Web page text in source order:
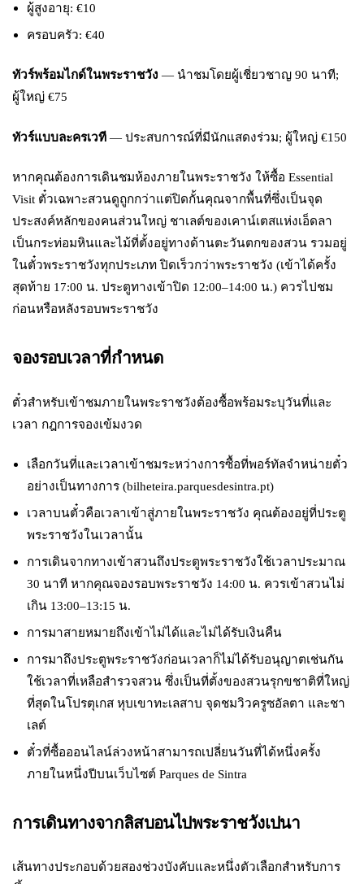
ผู้สูงอายุ: €10
ครอบครัว: €40
ทัวร์พร้อมไกด์ในพระราชวัง — นำชมโดยผู้เชี่ยวชาญ 90 นาที;
ผู้ใหญ่ €75
ทัวร์แบบละครเวที — ประสบการณ์ที่มีนักแสดงร่วม; ผู้ใหญ่ €150
หากคุณต้องการเดินชมห้องภายในพระราชวัง ให้ซื้อ Essential
Visit ตั๋วเฉพาะสวนดูถูกกว่าแต่ปิดกั้นคุณจากพื้นที่ซึ่งเป็นจุด
ประสงค์หลักของคนส่วนใหญ่ ชาเลต์ของเคาน์เตสแห่งเอ็ดลา
เป็นกระท่อมหินและไม้ที่ตั้งอยู่ทางด้านตะวันตกของสวน รวมอยู่
ในตั๋วพระราชวังทุกประเภท ปิดเร็วกว่าพระราชวัง (เข้าได้ครั้ง
สุดท้าย 17:00 น. ประตูทางเข้าปิด 12:00–14:00 น.) ควรไปชม
ก่อนหรือหลังรอบพระราชวัง
จองรอบเวลาที่กำหนด
ตั๋วสำหรับเข้าชมภายในพระราชวังต้องซื้อพร้อมระบุวันที่และ
เวลา กฎการจองเข้มงวด
เลือกวันที่และเวลาเข้าชมระหว่างการซื้อที่พอร์ทัลจำหน่ายตั๋ว
อย่างเป็นทางการ (bilheteira.parquesdesintra.pt)
เวลาบนตั๋วคือเวลาเข้าสู่ภายในพระราชวัง คุณต้องอยู่ที่ประตู
พระราชวังในเวลานั้น
การเดินจากทางเข้าสวนถึงประตูพระราชวังใช้เวลาประมาณ
30 นาที หากคุณจองรอบพระราชวัง 14:00 น. ควรเข้าสวนไม่
เกิน 13:00–13:15 น.
การมาสายหมายถึงเข้าไม่ได้และไม่ได้รับเงินคืน
การมาถึงประตูพระราชวังก่อนเวลาก็ไม่ได้รับอนุญาตเช่นกัน
ใช้เวลาที่เหลือสำรวจสวน ซึ่งเป็นที่ตั้งของสวนรุกขชาติที่ใหญ่
ที่สุดในโปรตุเกส หุบเขาทะเลสาบ จุดชมวิวครูซอัลตา และชา
เลต์
ตั๋วที่ซื้อออนไลน์ล่วงหน้าสามารถเปลี่ยนวันที่ได้หนึ่งครั้ง
ภายในหนึ่งปีบนเว็บไซต์ Parques de Sintra
การเดินทางจากลิสบอนไปพระราชวังเปนา
เส้นทางประกอบด้วยสองช่วงบังคับและหนึ่งตัวเลือกสำหรับการ